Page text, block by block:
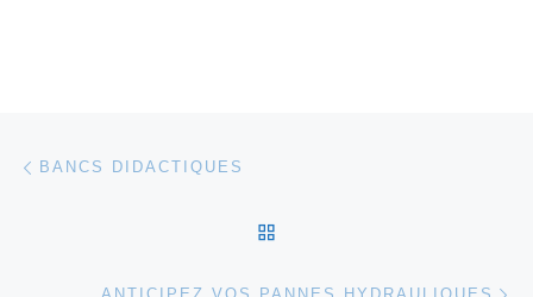
Parcourir les articles
BANCS DIDACTIQUES